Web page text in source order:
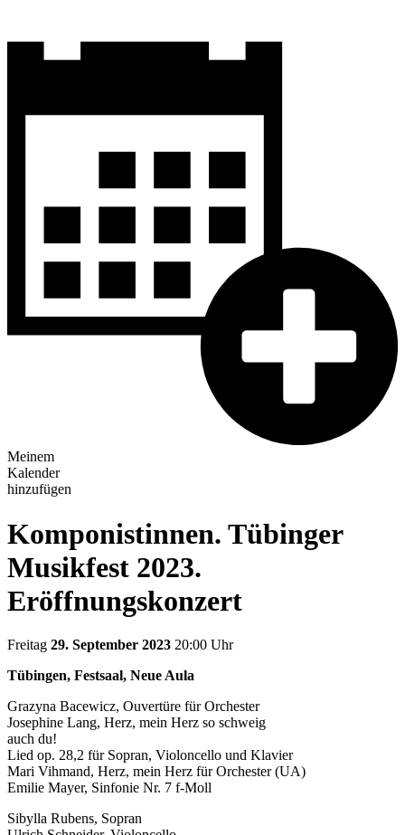
Meinem
Kalender
hinzufügen
Komponistinnen. Tübinger
Musikfest 2023.
Eröffnungskonzert
Freitag 29. September 2023 20:00 Uhr
Tübingen, Festsaal, Neue Aula
Grazyna Bacewicz, Ouvertüre für Orchester
Josephine Lang, Herz, mein Herz so schweig
auch du!
Lied op. 28,2 für Sopran, Violoncello und Klavier
Mari Vihmand, Herz, mein Herz für Orchester (UA)
Emilie Mayer, Sinfonie Nr. 7 f-Moll
Sibylla Rubens, Sopran